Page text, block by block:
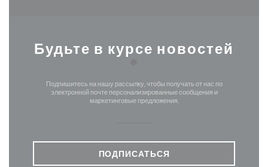
Будьте в курсе новостей
Подпишитесь на нашу рассылку, чтобы получать от нас по
электронной почте персонализированные сообщения и
маркетинговые предложения.
ПОДПИСАТЬСЯ